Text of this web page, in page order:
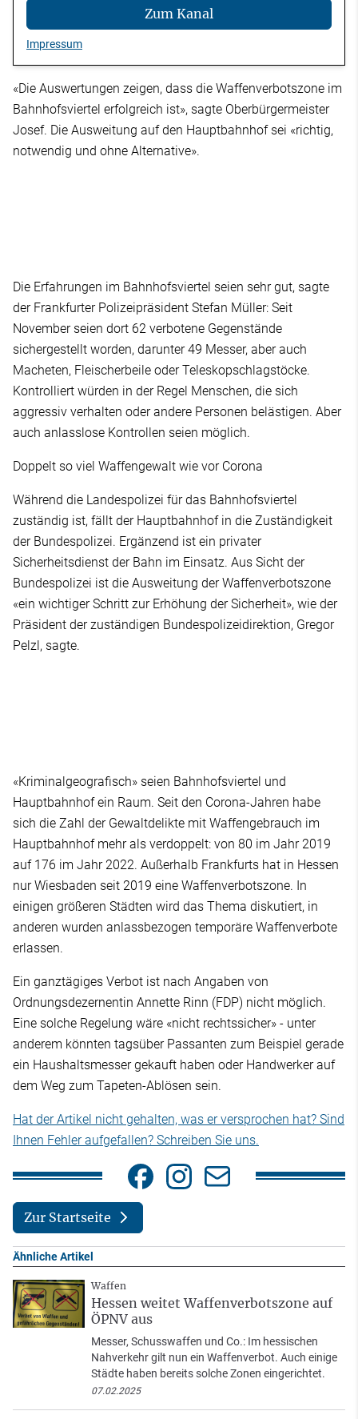
Zum Kanal
Impressum
«Die Auswertungen zeigen, dass die Waffenverbotszone im
Bahnhofsviertel erfolgreich ist», sagte Oberbürgermeister
Josef. Die Ausweitung auf den Hauptbahnhof sei «richtig,
notwendig und ohne Alternative».
Die Erfahrungen im Bahnhofsviertel seien sehr gut, sagte
der Frankfurter Polizeipräsident Stefan Müller: Seit
November seien dort 62 verbotene Gegenstände
sichergestellt worden, darunter 49 Messer, aber auch
Macheten, Fleischerbeile oder Teleskopschlagstöcke.
Kontrolliert würden in der Regel Menschen, die sich
aggressiv verhalten oder andere Personen belästigen. Aber
auch anlasslose Kontrollen seien möglich.
Doppelt so viel Waffengewalt wie vor Corona
Während die Landespolizei für das Bahnhofsviertel
zuständig ist, fällt der Hauptbahnhof in die Zuständigkeit
der Bundespolizei. Ergänzend ist ein privater
Sicherheitsdienst der Bahn im Einsatz. Aus Sicht der
Bundespolizei ist die Ausweitung der Waffenverbotszone
«ein wichtiger Schritt zur Erhöhung der Sicherheit», wie der
Präsident der zuständigen Bundespolizeidirektion, Gregor
Pelzl, sagte.
«Kriminalgeografisch» seien Bahnhofsviertel und
Hauptbahnhof ein Raum. Seit den Corona-Jahren habe
sich die Zahl der Gewaltdelikte mit Waffengebrauch im
Hauptbahnhof mehr als verdoppelt: von 80 im Jahr 2019
auf 176 im Jahr 2022. Außerhalb Frankfurts hat in Hessen
nur Wiesbaden seit 2019 eine Waffenverbotszone. In
einigen größeren Städten wird das Thema diskutiert, in
anderen wurden anlassbezogen temporäre Waffenverbote
erlassen.
Ein ganztägiges Verbot ist nach Angaben von
Ordnungsdezernentin Annette Rinn (FDP) nicht möglich.
Eine solche Regelung wäre «nicht rechtssicher» - unter
anderem könnten tagsüber Passanten zum Beispiel gerade
ein Haushaltsmesser gekauft haben oder Handwerker auf
dem Weg zum Tapeten-Ablösen sein.
Hat der Artikel nicht gehalten, was er versprochen hat? Sind
Ihnen Fehler aufgefallen? Schreiben Sie uns.
Zur Startseite
Ähnliche Artikel
Waffen
Hessen weitet Waffenverbotszone auf
ÖPNV aus
Messer, Schusswaffen und Co.: Im hessischen
Nahverkehr gilt nun ein Waffenverbot. Auch einige
Städte haben bereits solche Zonen eingerichtet.
07.02.2025